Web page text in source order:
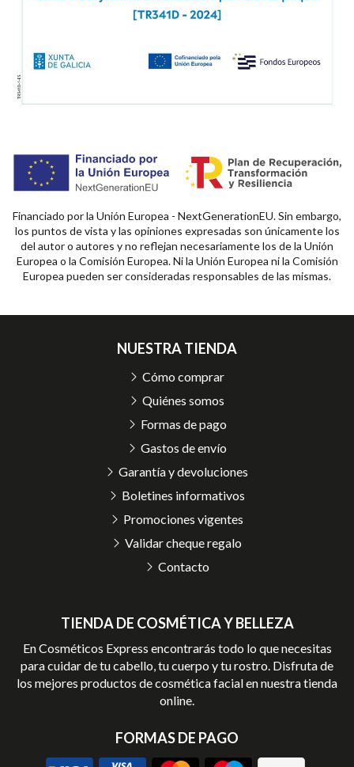
Financiado por la Unión Europea - NextGenerationEU. Sin embargo,
los puntos de vista y las opiniones expresadas son únicamente los
del autor o autores y no reflejan necesariamente los de la Unión
Europea o la Comisión Europea. Ni la Unión Europea ni la Comisión
Europea pueden ser consideradas responsables de las mismas.
TIENDA DE COSMÉTICA Y BELLEZA
En Cosméticos Express encontrarás todo lo que necesitas
para cuidar de tu cabello, tu cuerpo y tu rostro. Disfruta de
los mejores productos de cosmética facial en nuestra tienda
online.
FORMAS DE PAGO
NUESTRA TIENDA
Cómo comprar
Quiénes somos
Formas de pago
Gastos de envío
Garantía y devoluciones
Boletines informativos
Promociones vigentes
Validar cheque regalo
Contacto